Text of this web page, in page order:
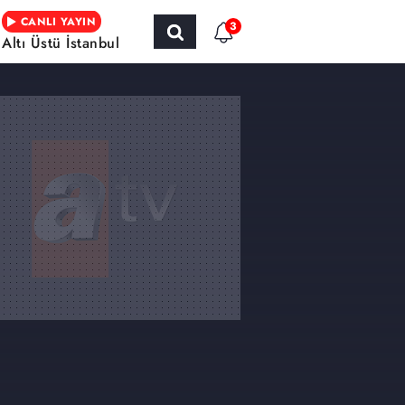
CANLI YAYIN
Altı Üstü İstanbul
3